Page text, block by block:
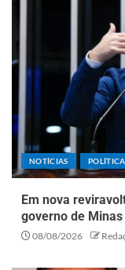
NOTÍCIAS POLÍTICA
Em nova
governo de
08/08/2026